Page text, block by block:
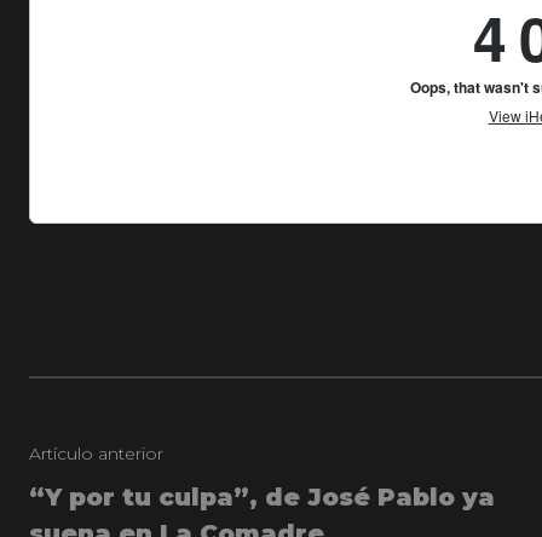
Artículo anterior
“Y por tu culpa”, de José Pablo ya